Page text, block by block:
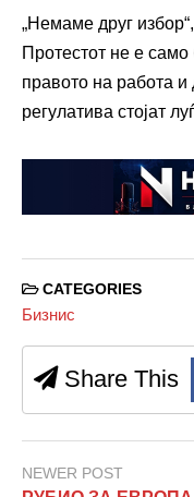
„Немаме друг
Протестот не е само
правото на работа и
регулатива стојат
CATEGORIES
Бизнис
Share This
NEWER POST